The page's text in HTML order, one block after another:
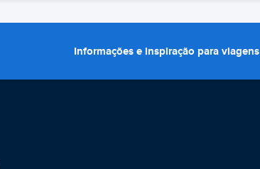
Informações e inspiração para viagens